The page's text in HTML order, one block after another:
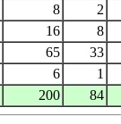
8
2
16
8
65
33
6
1
200 84